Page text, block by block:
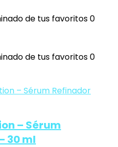
de tus favoritos0
de tus favoritos0
– Sérum
30 ml